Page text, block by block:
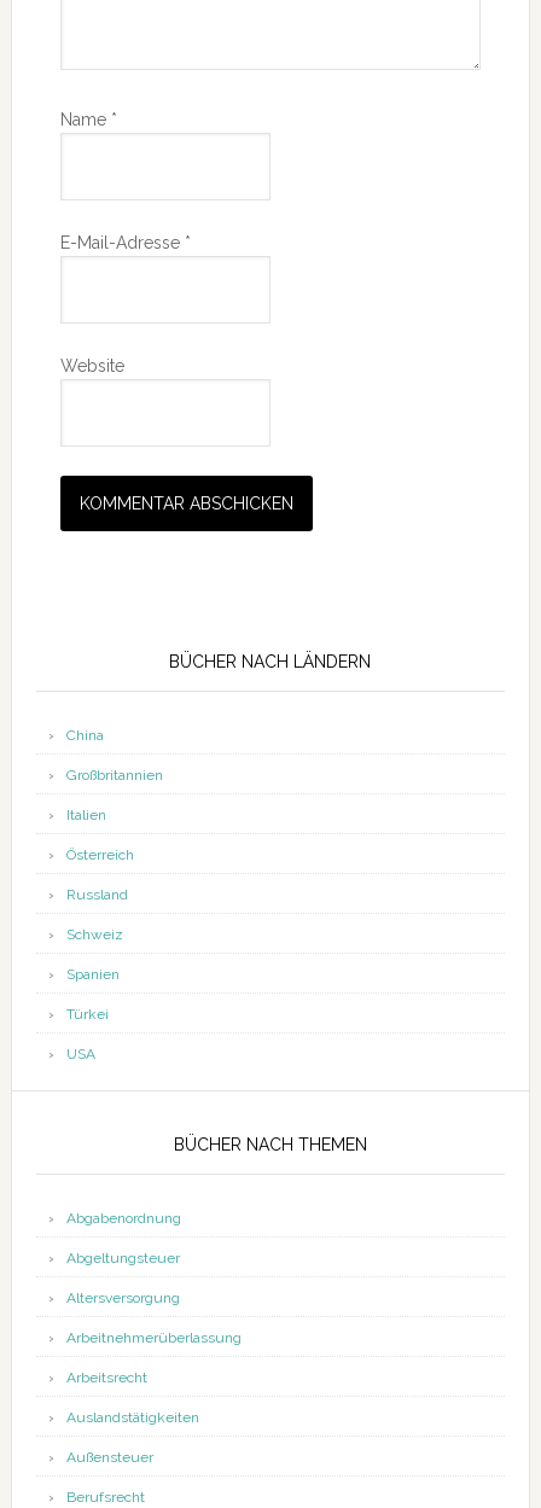
Name *
E-Mail-Adresse *
Website
BÜCHER NACH LÄNDERN
China
Großbritannien
Italien
Österreich
Russland
Schweiz
Spanien
Türkei
USA
BÜCHER NACH THEMEN
Abgabenordnung
Abgeltungsteuer
Altersversorgung
Arbeitnehmerüberlassung
Arbeitsrecht
Auslandstätigkeiten
Außensteuer
Berufsrecht